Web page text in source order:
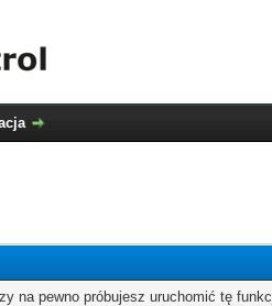
na pewno próbujesz uruchomić tę